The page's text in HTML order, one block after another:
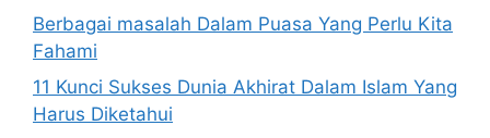
Berbagai masalah Dalam Puasa Yang Perlu Kita
Fahami
11 Kunci Sukses Dunia Akhirat Dalam Islam Yang
Harus Diketahui